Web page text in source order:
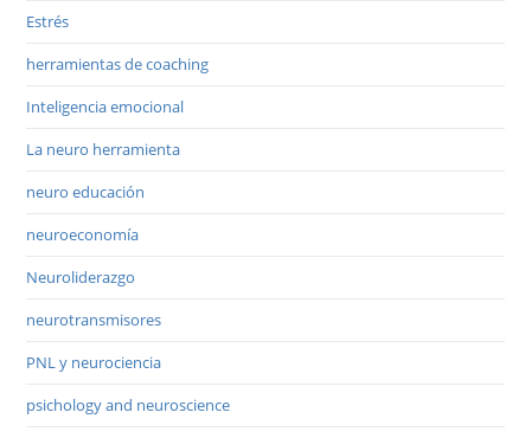
Estrés
herramientas de coaching
Inteligencia emocional
La neuro herramienta
neuro educación
neuroeconomía
Neuroliderazgo
neurotransmisores
PNL y neurociencia
psichology and neuroscience